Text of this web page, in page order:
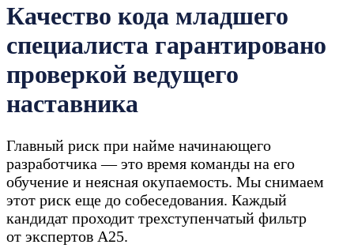
Качество кода младшего
специалиста гарантировано
проверкой ведущего
наставника
Главный риск при найме начинающего
разработчика — это время команды на его
обучение и неясная окупаемость. Мы снимаем
этот риск еще до собеседования. Каждый
кандидат проходит трехступенчатый фильтр
от экспертов А25.